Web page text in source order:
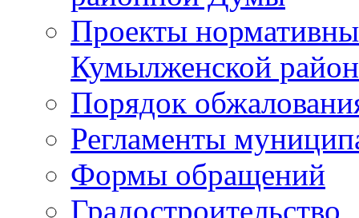
Проекты
Кумылженской
Порядок
Регламенты
Формы обращений
Градостроительство